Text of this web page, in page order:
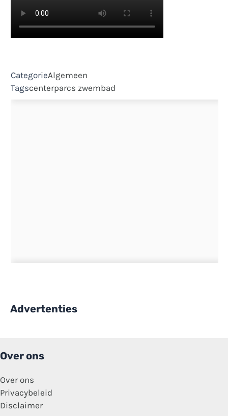
CategorieAlgemeen
Tagscenterparcs zwembad
Advertenties
Over ons
Over ons
Privacybeleid
Disclaimer